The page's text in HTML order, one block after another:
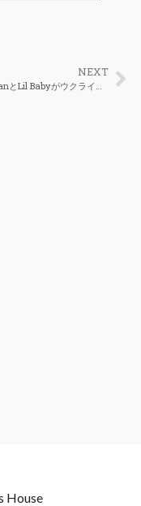
NEXT
Ed SheeranとLil Babyがウクライナのストリートで撮影した「2step」のMV
House